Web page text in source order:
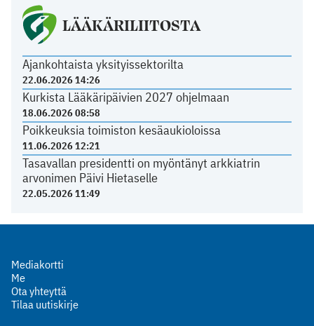
LÄÄKÄRILIITOSTA
Ajankohtaista yksityissektorilta
22.06.2026 14:26
Kurkista Lääkäripäivien 2027 ohjelmaan
18.06.2026 08:58
Poikkeuksia toimiston kesäaukioloissa
11.06.2026 12:21
Tasavallan presidentti on myöntänyt arkkiatrin
arvonimen Päivi Hietaselle
22.05.2026 11:49
Mediakortti
Me
Ota yhteyttä
Tilaa uutiskirje